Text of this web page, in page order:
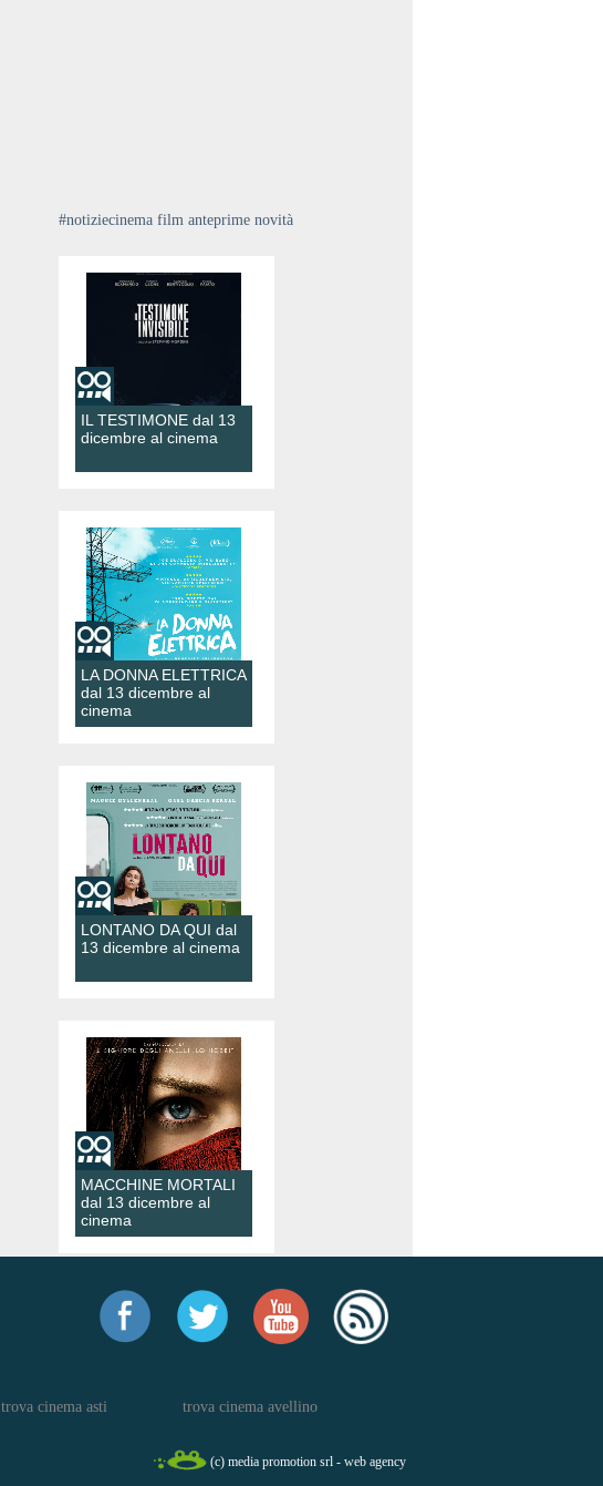
#notiziecinema film anteprime novità
IL TESTIMONE dal 13
dicembre al cinema
LA DONNA ELETTRICA
dal 13 dicembre al
cinema
LONTANO DA QUI dal
13 dicembre al cinema
MACCHINE MORTALI
dal 13 dicembre al
cinema
trova cinema asti trova cinema avellino
(c) media promotion srl - web agency